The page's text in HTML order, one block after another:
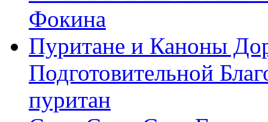
Фокина
Пуритане и Каноны
Подготовительной
пуритан